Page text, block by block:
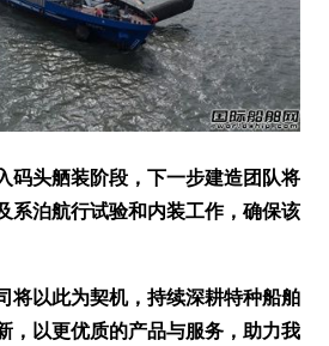
码头舾装阶段，下一步建造团队将
系泊航行试验和内装工作，确保该
将以此为契机，持续深耕特种船舶
，以更优质的产品与服务，助力我